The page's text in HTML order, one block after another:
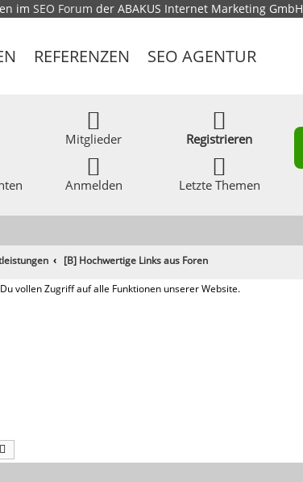
im SEO Forum der ABAKUS Internet Marketing GmbH
REFERENZEN SEO AGENTUR
Mitglieder
Anmelden
Registrieren
Letzte Themen
[B] Hochwertige Links aus Foren